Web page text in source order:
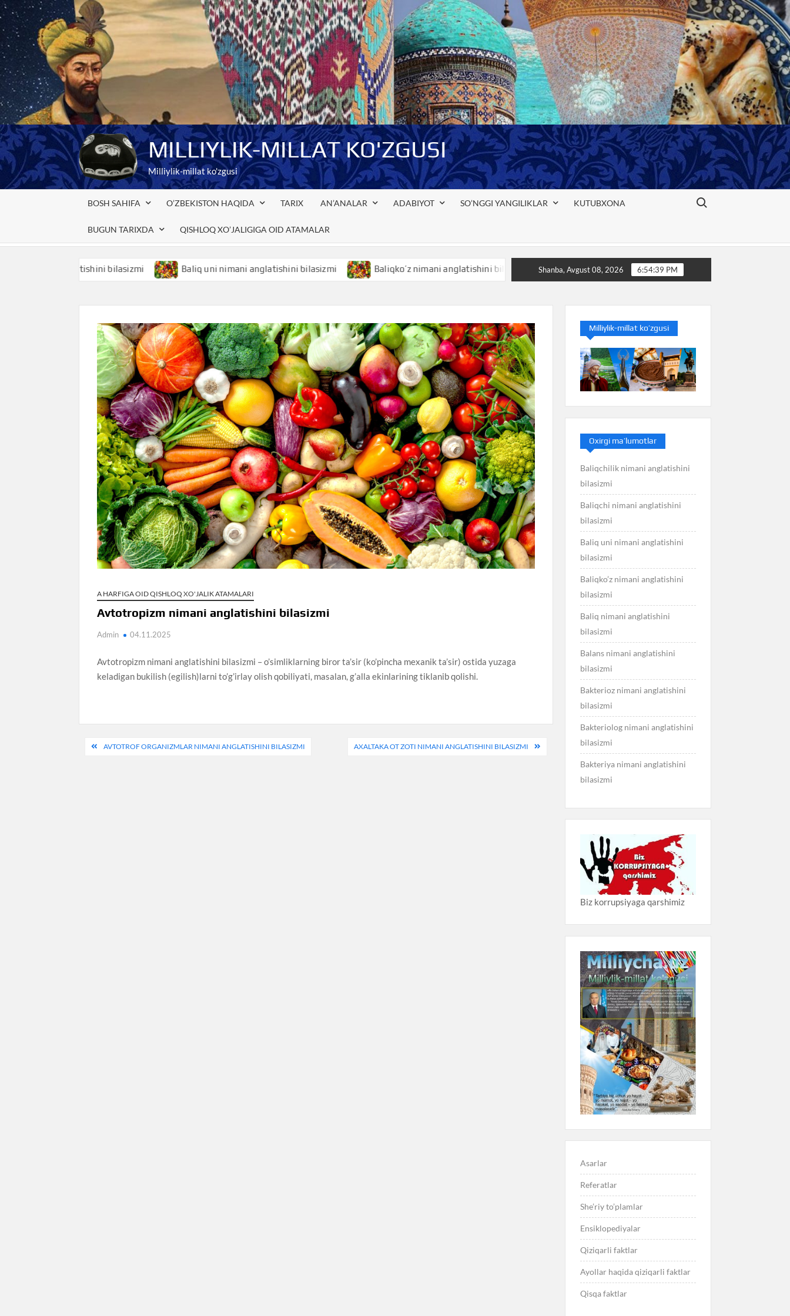
Skip
to
content
MILLIYLIK-MILLAT KO'ZGUSI
Milliylik-millat ko'zgusi
BOSH SAHIFA O’ZBEKISTON HAQIDA TARIX AN’ANALAR ADABIYOT SO’NGGI YANGILIKLAR KUTUBXONA
BUGUN TARIXDA QISHLOQ XO’JALIGIGA OID ATAMALAR
Search for:
anglatishini bilasizmi Baliq uni nimani anglatishini bilasizmi Baliqko’z nimani anglatishini bilasizmi Baliq nimani anglatishini bilasizmi
Shanba, Avgust 08, 2026 6:54:40 PM
A HARFIGA OID QISHLOQ XO'JALIK ATAMALARI
Avtotropizm nimani anglatishini bilasizmi
Admin 04.11.2025
Avtotropizm nimani anglatishini bilasizmi – o’simliklarning biror ta’sir (ko’pincha mexanik ta’sir) ostida yuzaga
keladigan bukilish (egilish)larni to’g’irlay olish qobiliyati, masalan, g’alla ekinlarining tiklanib qolishi.
PostAVTOTROF ORGANIZMLAR NIMANI ANGLATISHINI BILASIZMI AXALTAKA OT ZOTI NIMANI ANGLATISHINI BILASIZMI
Milliylik-millat ko’zgusi
Oxirgi ma’lumotlar
Baliqchilik nimani anglatishini
bilasizmi
Baliqchi nimani anglatishini
bilasizmi
Baliq uni nimani anglatishini
bilasizmi
Baliqko’z nimani anglatishini
bilasizmi
Baliq nimani anglatishini
bilasizmi
Balans nimani anglatishini
bilasizmi
Bakterioz nimani anglatishini
bilasizmi
Bakteriolog nimani anglatishini
bilasizmi
Bakteriya nimani anglatishini
bilasizmi
Biz korrupsiyaga qarshimiz
Asarlar
Referatlar
She’riy to’plamlar
Ensiklopediyalar
Qiziqarli faktlar
Ayollar haqida qiziqarli faktlar
Qisqa faktlar